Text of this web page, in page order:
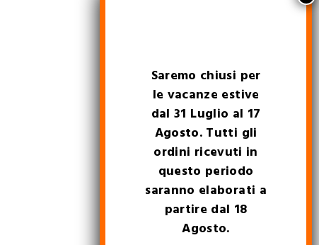
Saremo chiusi per
le vacanze estive
dal 31 Luglio al 17
Agosto. Tutti gli
ordini ricevuti in
questo periodo
saranno elaborati a
partire dal 18
Agosto.